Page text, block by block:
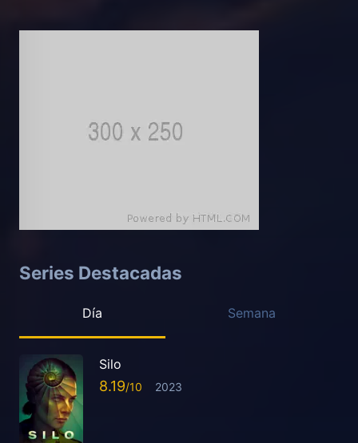
Series Destacadas
Día Semana
Silo
8.19 2023